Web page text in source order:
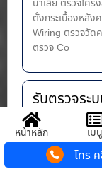
ตั้งกระเบื้องหลัง
Wiring ตรวจวัด
ตรวจ Co
รับตรวจระ
บ้าน และ คอน
รับตรวจระบบไฟ
บริการรับตรวจ
กาฬสินธุ์ ชัยภูมิ
หน้าหลัก เมนู
โทร